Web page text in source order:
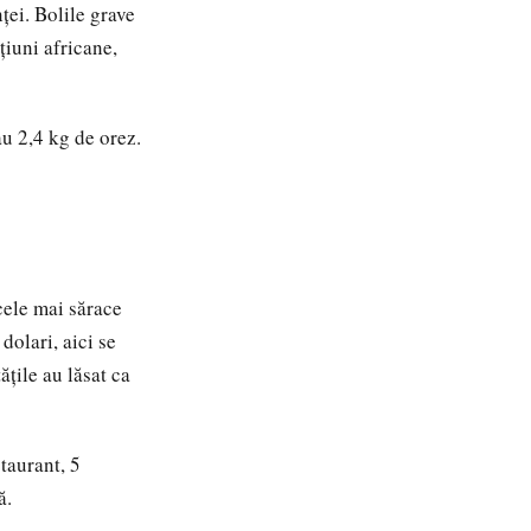
Bolile grave
africane,
2,4 kg de orez.
mai sărace
aici se
au lăsat ca
5